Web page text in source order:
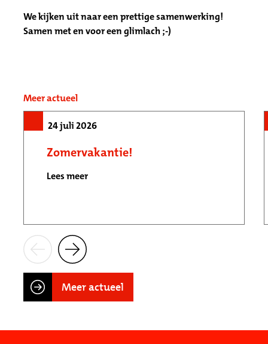
We kijken uit naar een prettige samenwerking!
Samen met en voor een glimlach ;-)
Meer actueel
24 juli 2026
Zomervakantie!
Lees meer
Meer actueel